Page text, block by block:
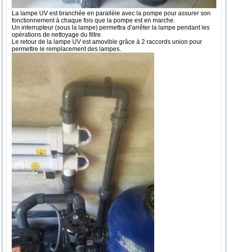
La lampe UV est branchée en parallèle avec la pompe pour assurer son
fonctionnement à chaque fois que la pompe est en marche.
Un interrupteur (sous la lampe) permettra d'arrêter la lampe pendant les
opérations de nettoyage du filtre.
Le retour de la lampe UV est amovible grâce à 2 raccords union pour
permettre le remplacement des lampes.